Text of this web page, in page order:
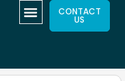
CONTACT
US